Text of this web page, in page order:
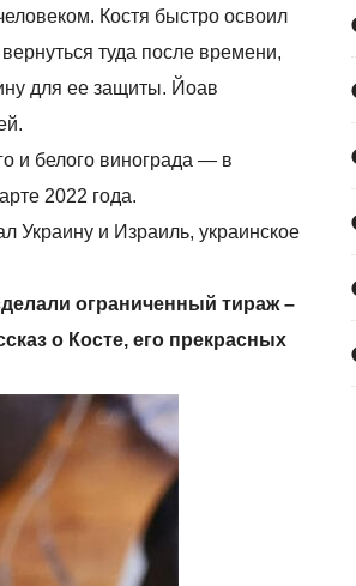
Костя быстро освоил
туда после времени,
для ее защиты. Йоав
и белого винограда — в
2022 года.
Украину и Израиль, украинское
ограниченный тираж –
о Косте, его прекрасных